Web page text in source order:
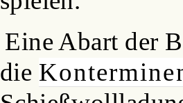
Eine Abart der
die